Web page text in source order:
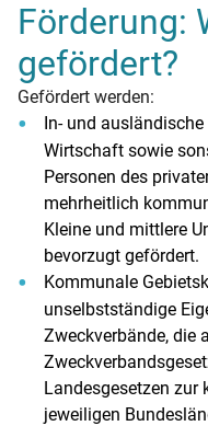
Förderung:
gefördert?
Gefördert werden:
In- und
Wirtschaft sowie
Personen des
mehrheitlich
Kleine und mittlere
bevorzugt gefördert.
Kommunale
unselbstständige
Zweckverbände, die
Landesgesetzen zur
jeweiligen